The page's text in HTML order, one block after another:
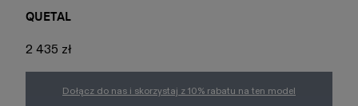
QUETAL
2 435 zł
Dołącz do nas i skorzystaj z 10% rabatu na ten model